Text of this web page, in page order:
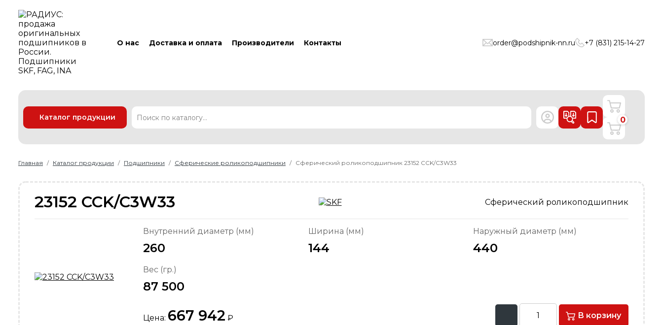
О нас Доставка и оплата Производители Контакты order@podshipnik-nn.ru +7 (831) 215-14-27
Каталог продукции
Уплотнения
0
Главная Каталог продукции Подшипники Сферические роликоподшипники Сферический роликоподшипник 23152 CCK/C3W33
23152 CCK/C3W33 Сферический роликоподшипник
Внутренний диаметр (мм)
260
Ширина (мм)
144
Наружный диаметр (мм)
440
Вес (гр.)
87 500
Цена: 667 942 ₽ В корзину